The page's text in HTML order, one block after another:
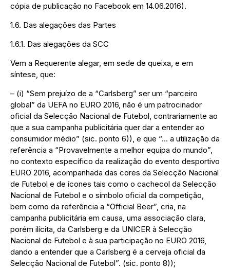
cópia de publicação no Facebook em 14.06.2016).
1.6. Das alegações das Partes
1.6.1. Das alegações da SCC
Vem a Requerente alegar, em sede de queixa, e em
síntese, que:
– (i) “Sem prejuízo de a “Carlsberg” ser um “parceiro
global” da UEFA no EURO 2016, não é um patrocinador
oficial da Selecção Nacional de Futebol, contrariamente ao
que a sua campanha publicitária quer dar a entender ao
consumidor médio” (sic. ponto 6)), e que “… a utilização da
referência a “Provavelmente a melhor equipa do mundo”,
no contexto específico da realização do evento desportivo
EURO 2016, acompanhada das cores da Selecção Nacional
de Futebol e de ícones tais como o cachecol da Selecção
Nacional de Futebol e o símbolo oficial da competição,
bem como da referência a “Official Beer”, cria, na
campanha publicitária em causa, uma associação clara,
porém ilícita, da Carlsberg e da UNICER à Selecção
Nacional de Futebol e à sua participação no EURO 2016,
dando a entender que a Carlsberg é a cerveja oficial da
Selecção Nacional de Futebol”. (sic. ponto 8));